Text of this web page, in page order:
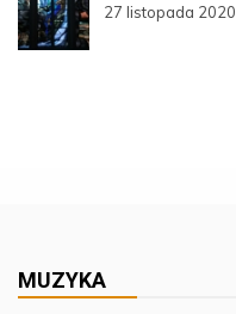
27 listopada 2020
MUZYKA